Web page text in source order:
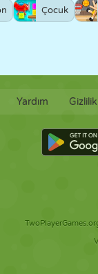
Çocuk
Yardım